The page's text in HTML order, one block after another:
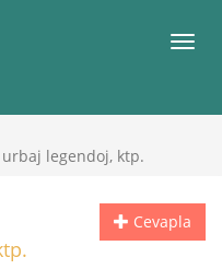
legendoj, ktp.
Cevapla